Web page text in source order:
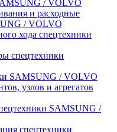
/ VOLVO
и расходные
/ VOLVO
хода спецтехники
спецтехники
SAMSUNG / VOLVO
узлов и агрегатов
SAMSUNG /
спецтехники